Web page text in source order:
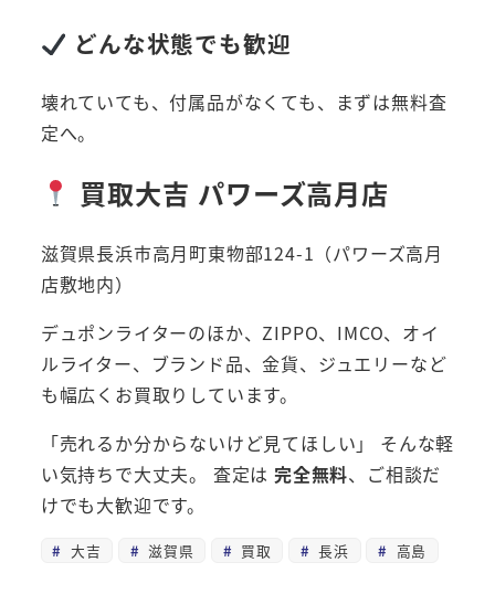
どんな状態でも歓迎
壊れていても、付属品がなくても、まずは無料査
定へ。
買取大吉 パワーズ高月店
滋賀県長浜市高月町東物部124-1（パワーズ高月
店敷地内）
デュポンライターのほか、ZIPPO、IMCO、オイ
ルライター、ブランド品、金貨、ジュエリーなど
も幅広くお買取りしています。
「売れるか分からないけど見てほしい」 そんな軽
い気持ちで大丈夫。 査定は 完全無料、ご相談だ
けでも大歓迎です。
大吉 滋賀県 買取 長浜 高島